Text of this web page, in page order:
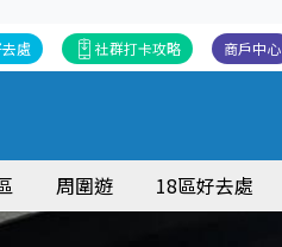
商戶中心
社群打卡攻略
處
周圍遊 18區好去處